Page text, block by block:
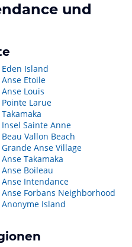
und
Eden Island
Anse Etoile
Anse Louis
Pointe Larue
Takamaka
Insel Sainte Anne
Beau Vallon Beach
Grande Anse Village
Anse Takamaka
Anse Boileau
Anse Intendance
Anse Forbans Neighborhood
Anonyme Island